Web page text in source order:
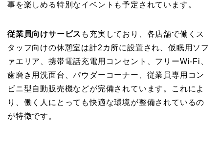
事を楽しめる特別なイベントも予定されています。
従業員向けサービス も充実しており、各店舗で働くス
タッフ向けの休憩室は計2カ所に設置され、仮眠用ソフ
ァエリア、携帯電話充電用コンセント、フリーWi-Fi、
歯磨き用洗面台、パウダーコーナー、従業員専用コン
ビニ型自動販売機などが完備されています。これによ
り、働く人にとっても快適な環境が整備されているの
が特徴です。